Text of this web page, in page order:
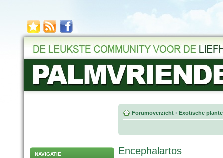
NAVIGATIE
Forumoverzicht ‹ Exotische
Encephalartos